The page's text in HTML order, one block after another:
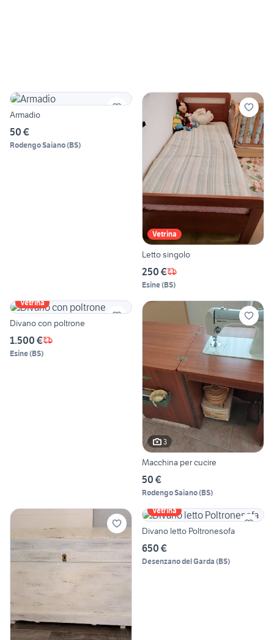
Armadio
50 €
Rodengo Saiano(BS)
Vetrina
Letto singolo
250 €
Esine(BS)
Vetrina
Divano con poltrone
1.500 €
Esine(BS)
3
Macchina per cucire
50 €
Rodengo Saiano(BS)
Vetrina
Divano letto Poltronesofa
650 €
Desenzano del Garda (BS)